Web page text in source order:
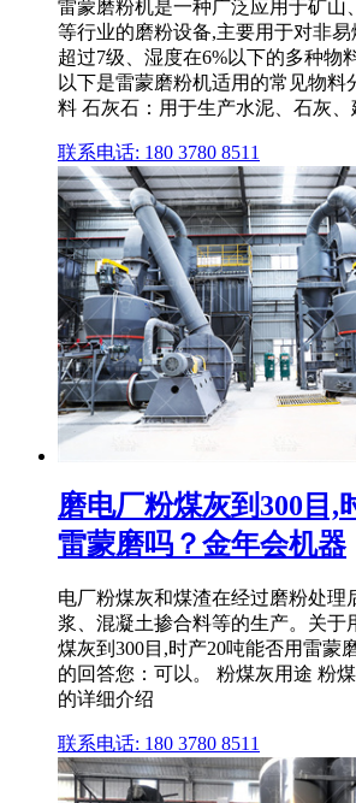
雷蒙磨粉机是一种广泛应用于矿山
等行业的磨粉设备,主要用于对非
超过7级、湿度在6%以下的多种物
以下是雷蒙磨粉机适用的常见物料
料 石灰石：用于生产水泥、石灰、
联系电话: 180 3780 8511
磨电厂粉煤灰到300目,
雷蒙磨吗？金年会机器
电厂粉煤灰和煤渣在经过磨粉处理
浆、混凝土掺合料等的生产。关于
煤灰到300目,时产20吨能否用雷蒙
的回答您：可以。 粉煤灰用途 粉
的详细介绍
联系电话: 180 3780 8511